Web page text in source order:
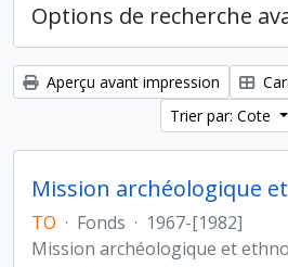
Options de recherche
Aperçu avant impression
Trier par: Cote
TO · Fonds · 1967-[1982]
Mission archéologique et